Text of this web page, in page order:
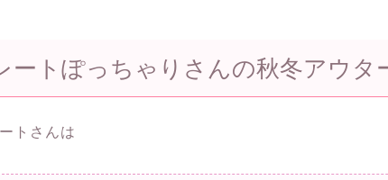
ートぽっちゃりさんの秋冬アウタ
トさんは